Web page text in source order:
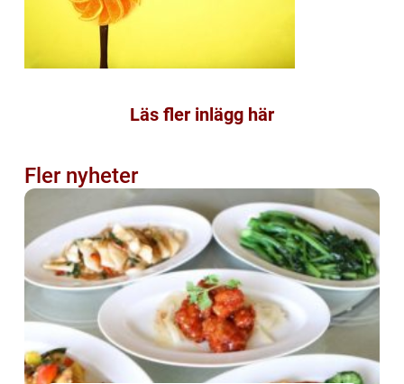
Läs fler inlägg här
Fler nyheter